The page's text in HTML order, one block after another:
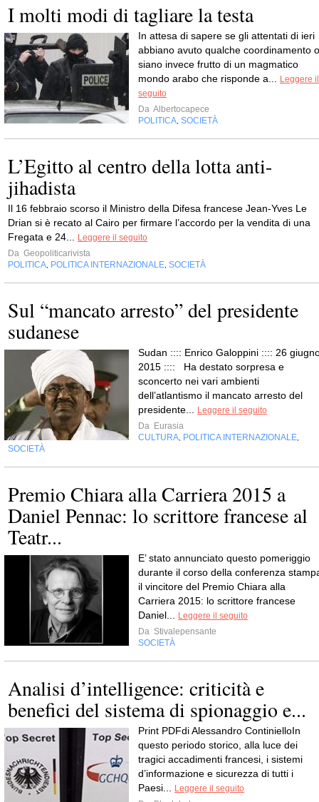
I molti modi di tagliare la testa
In attesa di sapere se gli attentati di ieri
abbiano avuto qualche coordinamento o
siano invece frutto di un magmatico
mondo arabo che risponde a...
Leggere il
seguito
Da Albertocapece
POLITICA SOCIETÀ
L’Egitto al centro della lotta anti-
jihadista
Il 16 febbraio scorso il Ministro della Difesa francese Jean-Yves Le
Drian si è recato al Cairo per firmare l’accordo per la vendita di una
Fregata e 24...
Leggere il seguito
Da Geopoliticarivista
POLITICA POLITICA INTERNAZIONALE SOCIETÀ
Sul “mancato arresto” del presidente
sudanese
Sudan :::: Enrico Galoppini :::: 26
2015 :::: Ha destato sorpresa e
sconcerto nei vari ambienti
dell’atlantismo il mancato arresto del
presidente...
Leggere il seguito
Da Eurasia
CULTURA POLITICA INTERNAZIONALE
SOCIETÀ
Premio Chiara alla Carriera 2015 a
Daniel Pennac: lo scrittore francese al
Teatr...
E’ stato annunciato questo pomeriggio
durante il corso della conferenza
il vincitore del Premio Chiara alla
Carriera 2015: lo scrittore francese
Daniel...
Leggere il seguito
Da Stivalepensante
SOCIETÀ
Analisi d’intelligence: criticità e
benefici del sistema di spionaggio e...
Print PDFdi Alessandro ContinielloIn
questo periodo storico, alla luce dei
tragici accadimenti francesi, i sistemi
d’informazione e sicurezza di tutti i
Paesi...
Leggere il seguito